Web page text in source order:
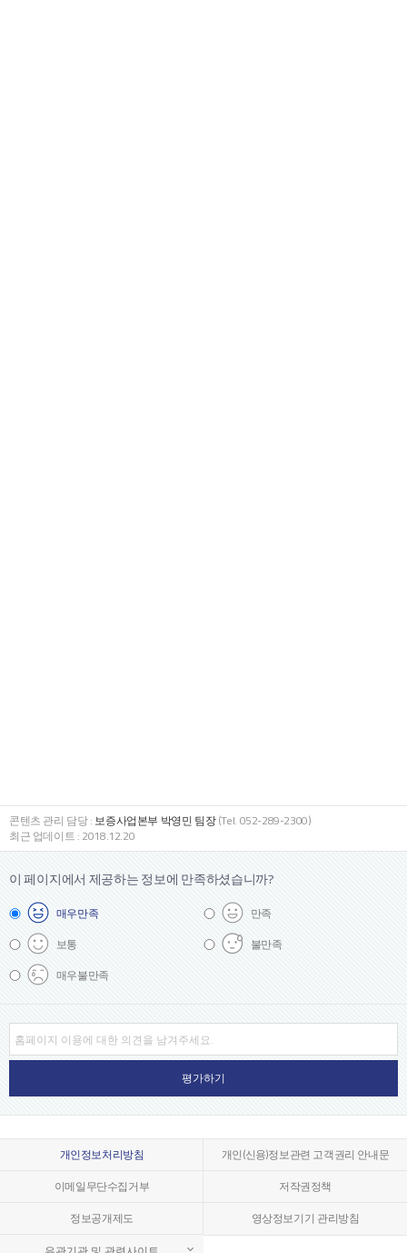
콘텐츠 관리 담당 : 보증사업본부 박영민 팀장(Tel. 052-289-2300)
최근 업데이트 : 2018.12.20
이 페이지에서 제공하는 정보에 만족하셨습니까?
매우만족
만족
보통
불만족
매우불만족
개인정보처리방침
개인(신용)정보관련 고객권리 안내문
이메일무단수집거부
저작권정책
정보공개제도
영상정보기기 관리방침